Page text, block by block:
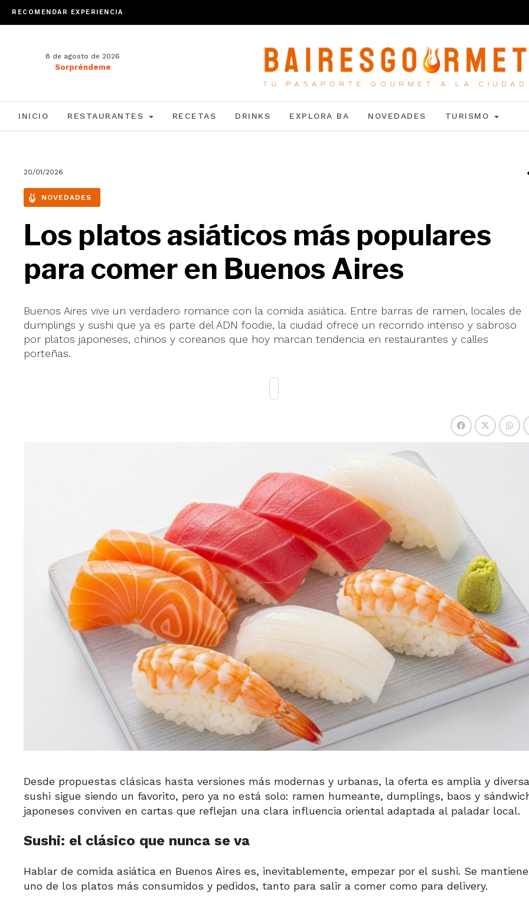
RECOMENDAR EXPERIENCIA
8 de agosto de 2026
Sorpréndeme
INICIO RESTAURANTES RECETAS DRINKS EXPLORA BA NOVEDADES TURISMO
20/01/2026
NOVEDADES
Los platos asiáticos más populares
para comer en Buenos Aires
Buenos Aires vive un verdadero romance con la comida asiática. Entre barras de ramen, locales de
dumplings y sushi que ya es parte del ADN foodie, la ciudad ofrece un recorrido intenso y sabroso
por platos japoneses, chinos y coreanos que hoy marcan tendencia en restaurantes y calles
porteñas.
Desde propuestas clásicas hasta versiones más modernas y urbanas, la oferta es amplia y
sushi sigue siendo un favorito, pero ya no está solo: ramen humeante, dumplings, baos y
japoneses conviven en cartas que reflejan una clara influencia oriental adaptada al paladar local.
Sushi: el clásico que nunca se va
Hablar de comida asiática en Buenos Aires es, inevitablemente, empezar por el sushi. Se
uno de los platos más consumidos y pedidos, tanto para salir a comer como para delivery.